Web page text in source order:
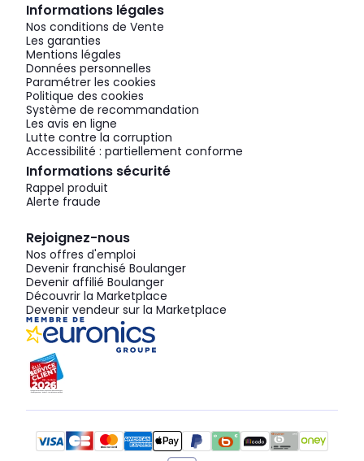
Informations légales
Nos conditions de Vente
Les garanties
Mentions légales
Données personnelles
Paramétrer les cookies
Politique des cookies
Système de recommandation
Les avis en ligne
Lutte contre la corruption
Accessibilité : partiellement conforme
Informations sécurité
Rappel produit
Alerte fraude
Rejoignez-nous
Nos offres d'emploi
Devenir franchisé Boulanger
Devenir affilié Boulanger
Découvrir la Marketplace
Devenir vendeur sur la Marketplace